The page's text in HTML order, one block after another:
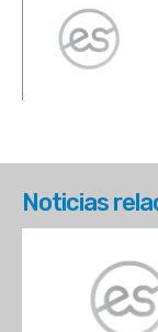
Noticias